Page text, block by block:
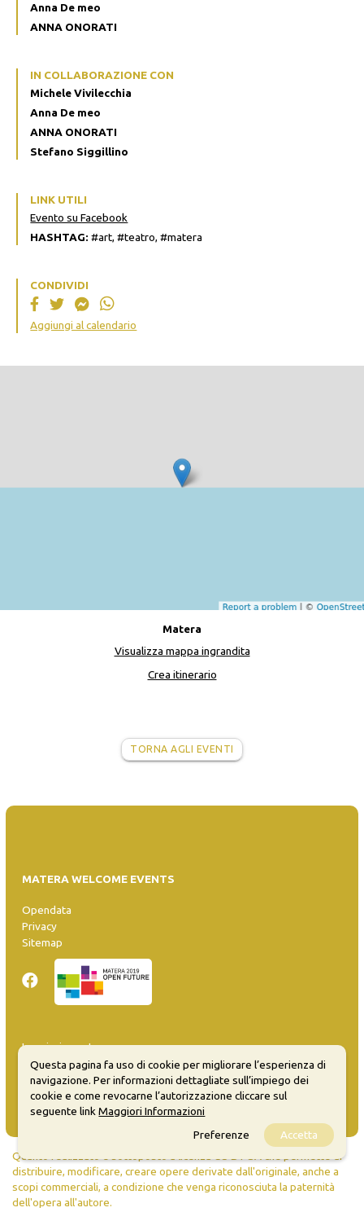
Anna De meo
ANNA ONORATI
IN COLLABORAZIONE CON
Michele Vivilecchia
Anna De meo
ANNA ONORATI
Stefano Siggillino
LINK UTILI
Evento su Facebook
HASHTAG: #art, #teatro, #matera
CONDIVIDI
Aggiungi al calendario
Matera
Visualizza mappa ingrandita
Crea itinerario
TORNA AGLI EVENTI
MATERA WELCOME EVENTS
Opendata
Privacy
Sitemap
Inserisci evento
Guida
FAQ
info@materaevents.it
Quanto realizzato è sottoposto a licenza CC-BY-SA che permette di
distribuire, modificare, creare opere derivate dall'originale, anche a
scopi commerciali, a condizione che venga riconosciuta la paternità
dell'opera all'autore.
Questa pagina fa uso di cookie per migliorare l’esperienza di
navigazione. Per informazioni dettagliate sull’impiego dei
cookie e come revocarne l’autorizzazione cliccare sul
seguente linkMaggiori Informazioni
Preferenze
Accetta